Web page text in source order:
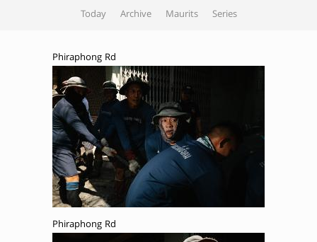
Today Archive Maurits Series
Phiraphong Rd
Phiraphong Rd